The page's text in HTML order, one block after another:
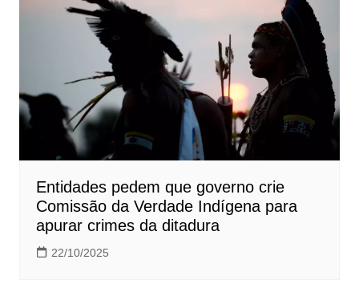
Entidades pedem que governo crie
Comissão da Verdade Indígena para
apurar crimes da ditadura
22/10/2025